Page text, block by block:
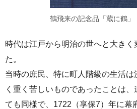
鶴飛来の記念品「蔵に鶴」
時代は江戸から明治の世へと大きく
た。
当時の庶民、特に町人階級の生活
く重く苦しいものであったことは
ても同様で、1722（享保7）年に幕